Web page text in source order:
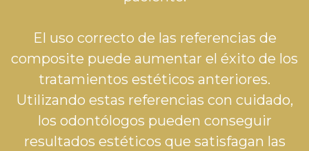
El uso correcto de las referencias de
composite puede aumentar el éxito de los
tratamientos estéticos anteriores.
Utilizando estas referencias con cuidado,
los odontólogos pueden conseguir
resultados estéticos que satisfagan las